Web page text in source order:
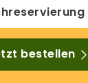
bestellen